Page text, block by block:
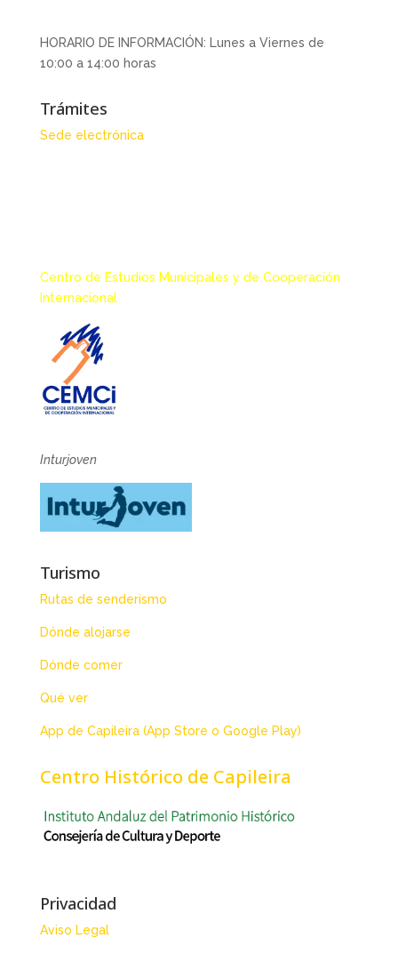
HORARIO DE INFORMACIÓN: Lunes a Viernes de
10:00 a 14:00 horas
Trámites
Sede electrónica
Centro de Estudios Municipales y de Cooperación
Internacional
Inturjoven
Turismo
Rutas de senderismo
Dónde alojarse
Dónde comer
Qué ver
App de Capileira (App Store o Google Play)
Centro Histórico de Capileira
Privacidad
Aviso Legal